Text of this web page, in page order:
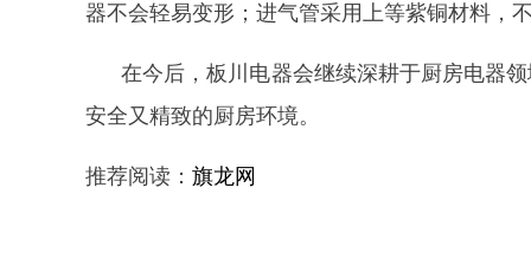
器不会轻易变形；进气管采用上等紫铜材料，
在今后，板川电器会继续深耕于厨房电器
安全又精致的厨房环境。
推荐阅读： 旗龙网